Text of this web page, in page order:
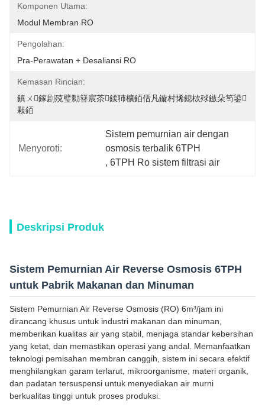
Komponen Utama:
Modul Membran RO
Pengolahan:
Pra-Perawatan + Desaliansi RO
Kemasan Rincian:
鎮ㄨ鎵剧殑璧勬簮宸茶鍒犻櫎銆佸凡鏇村悕鎴栨殏鏃朵笉鍙
敤銆
Menyoroti:
Sistem pemurnian air dengan
osmosis terbalik 6TPH
, 6TPH Ro sistem filtrasi air
Deskripsi Produk
Sistem Pemurnian Air Reverse Osmosis 6TPH
untuk Pabrik Makanan dan Minuman
Sistem Pemurnian Air Reverse Osmosis (RO) 6m³/jam ini
dirancang khusus untuk industri makanan dan minuman,
memberikan kualitas air yang stabil, menjaga standar kebersihan
yang ketat, dan memastikan operasi yang andal. Memanfaatkan
teknologi pemisahan membran canggih, sistem ini secara efektif
menghilangkan garam terlarut, mikroorganisme, materi organik,
dan padatan tersuspensi untuk menyediakan air murni
berkualitas tinggi untuk proses produksi.